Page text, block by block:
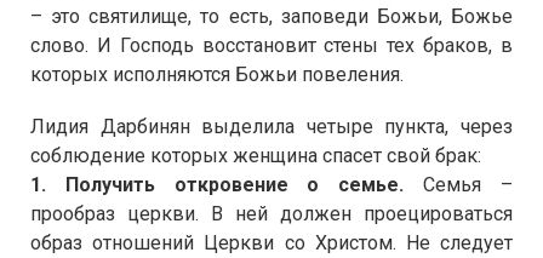
– это святилище, то есть, заповеди Божьи, Божье
слово. И Господь восстановит стены тех браков, в
которых исполняются Божьи повеления.
Лидия Дарбинян выделила четыре пункта, через
соблюдение которых женщина спасет свой брак:
1. Получить откровение о семье.Семья –
прообраз церкви. В ней должен проецироваться
образ отношений Церкви со Христом. Не следует